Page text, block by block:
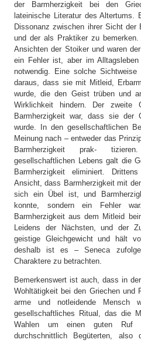
der Barmherzigkeit bei den
lateinische Literatur des
Dissonanz zwischen ihrer Sicht der
und der als Praktiker zu
Ansichten der Stoiker und waren
ein Fehler ist, aber im
notwendig. Eine solche
daraus, dass sie mit Mitleid,
wurde, die den Geist trüben und
Wirklichkeit hindern. Der zweite
Barmherzigkeit war, dass sie der
wurde. In den gesellschaftlichen
Meinung nach – entweder das
Barmherzigkeit prak-
gesellschaftlichen Lebens galt die
Barmherzigkeit eliminiert.
Ansicht, dass Barmherzigkeit mit
sich ein Übel ist, und
konnte, sondern ein Fehler
Barmherzigkeit aus dem Mitleid
Leidens der Nächsten, und der
geistige Gleichgewicht und hält
deshalb ist es – Seneca
Charaktere zu betrachten.
Bemerkenswert ist auch, dass in
Wohltätigkeit bei den Griechen und
arme und notleidende Mensch
gesellschaftliches Ritual, das die
Wahlen um einen guten Ruf
durchschnittlich Begüterten, also